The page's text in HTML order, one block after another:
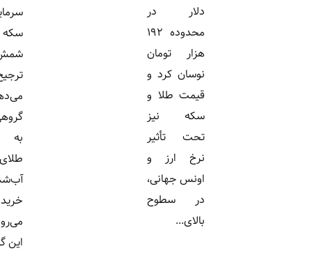
دلار در
محدوده ۱۹۲
هزار تومان
نوسان کرد و
قیمت طلا و
سکه نیز
تحت تأثیر
نرخ ارز و
اونس جهانی،
در سطوح
سرمایه‌گذاران
سکه و
شمش را
می‌دهند،
گروهی دیگر
به سراغ
آب‌شده یا
خرید آنلاین
می‌روند. در
این گزارش،...